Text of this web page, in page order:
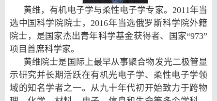
黄维，有机电子学与柔性电子学专家。2011年当
选中国科学院院士，2016年当选俄罗斯科学院外籍
院士，是国家杰出青年科学基金获得者、国家“973”
项目首席科学家。
黄维院士是国际上最早从事聚合物发光二极管显
示研究并长期活跃在有机光电子学、柔性电子学领
域的知名学者之一。从九十年代初开始致力于跨物